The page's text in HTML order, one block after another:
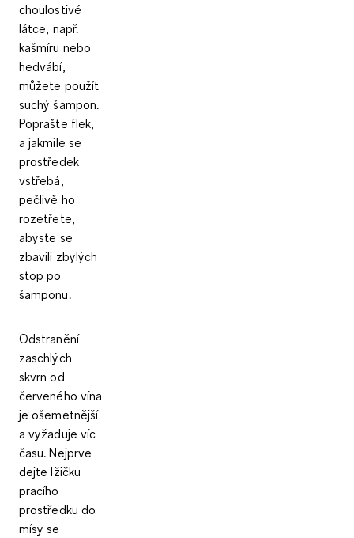
choulostivé
látce, např.
kašmíru nebo
hedvábí,
můžete použít
suchý šampon.
Poprašte flek,
a jakmile se
prostředek
vstřebá,
pečlivě ho
rozetřete,
abyste se
zbavili zbylých
stop po
šamponu.
Odstranění
zaschlých
skvrn od
červeného vína
je ošemetnější
a vyžaduje víc
času. Nejprve
dejtelžičku
pracího
prostředku do
mísy se